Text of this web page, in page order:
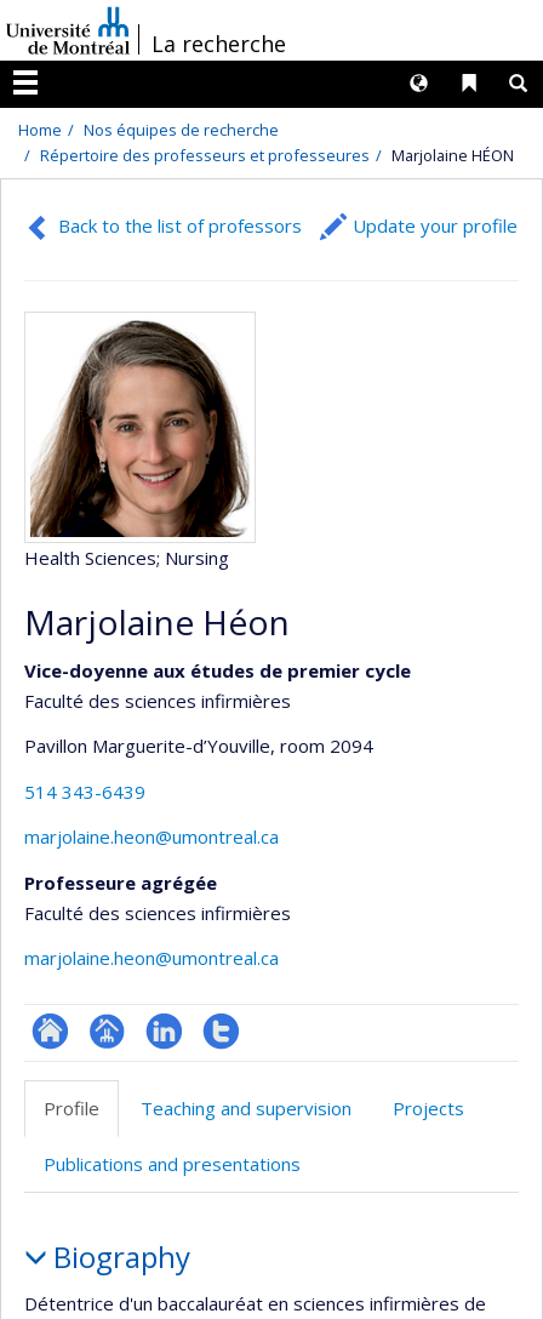
au
contenu
/La recherche
Menu
Liens
Langues
Home
Nos équipes de recherche
Répertoire des professeurs et professeures
Marjolaine HÉON
Back to the list of professors Update your profile
Health Sciences; Nursing
Marjolaine Héon
Vice-doyenne aux études de premier cycle
Faculté des sciences infirmières
Pavillon Marguerite-d’Youville, room 2094
514 343-6439
marjolaine.heon@umontreal.ca
Professeure agrégée
Faculté des sciences infirmières
marjolaine.heon@umontreal.ca
ResearchGate
Page
(faculté,département,école)
LinkedInCompte
Profile Teaching and supervision Projects
Publications and presentations
Biography
Détentrice d'un baccalauréat en sciences infirmières de